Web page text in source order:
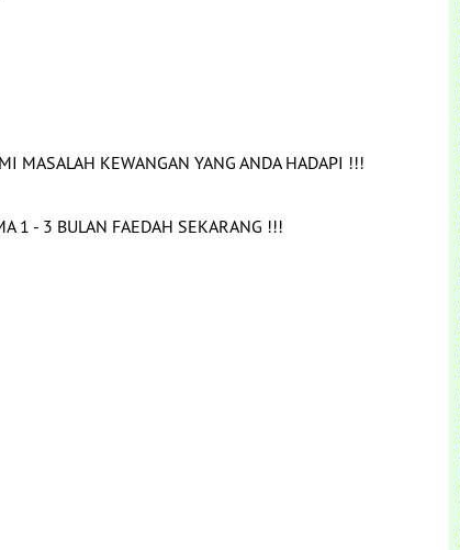
MASALAH KEWANGAN YANG ANDA HADAPI !!!
1 - 3 BULAN FAEDAH SEKARANG !!!